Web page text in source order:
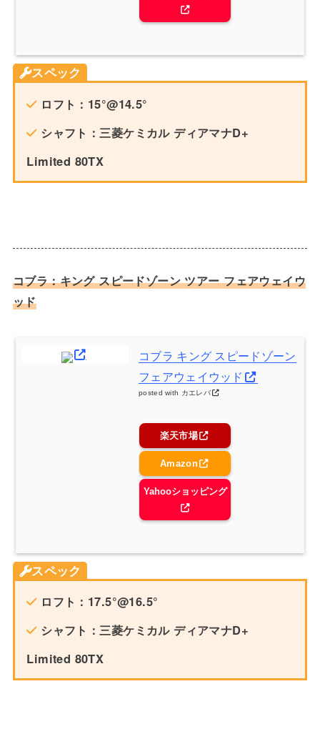
スペック
ロフト：15°@14.5°
シャフト：三菱ケミカル ディアマナD+
Limited 80TX
コブラ：キング スピードゾーン ツアー フェアウェイウ
ッド
コブラ キング スピードゾーン
フェアウェイウッド
posted with カエレバ
楽天市場
Amazon
Yahooショッピング
スペック
ロフト：17.5°@16.5°
シャフト：三菱ケミカル ディアマナD+
Limited 80TX